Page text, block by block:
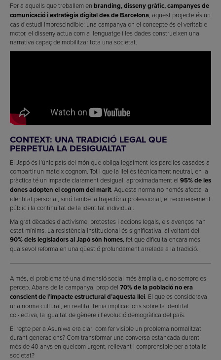
Per a aquells que treballem en branding, disseny gràfic, campanyes de
comunicació i estratègia digital des de Barcelona, aquest projecte és un
cas d’estudi imprescindible: una campanya on el concepte és el veritable
motor, el disseny actua com a llenguatge i les dades construeixen una
narrativa capaç de mobilitzar tota una societat.
CONTEXT: UNA TRADICIÓ LEGAL QUE
PERPETUA LA DESIGUALTAT
El Japó és l’únic país del món que obliga legalment les parelles casades a
compartir un mateix cognom. Tot i que la llei és tècnicament neutral, en la
pràctica té un impacte clarament desigual: aproximadament el 95% de les
dones adopten el cognom del marit. Aquesta norma no només afecta la
identitat personal, sinó també la trajectòria professional, el reconeixement
públic i la continuïtat de la identitat individual.
Malgrat dècades d’activisme, protestes i accions legals, els avenços han
estat mínims. La resistència institucional és significativa: al voltant del
90% dels legisladors al Japó són homes, fet que dificulta encara més
qualsevol reforma en una qüestió profundament arrelada a la tradició.
A més, el problema té una dimensió social més àmplia que no sempre es
percep. Abans de la campanya, prop del 70% de la població no era
conscient de l’impacte estructural d’aquesta llei. El que es considerava
una norma cultural, en realitat tenia implicacions sobre la identitat
col·lectiva, la igualtat de gènere i l’evolució demogràfica del país.
El repte per a Asuniwa era clar: com fer visible un problema normalitzat
durant generacions? Com transformar una conversa estancada durant
més de 40 anys en quelcom urgent, rellevant i comprensible per a tota la
societat?